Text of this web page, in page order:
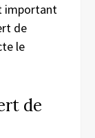
important
de
le
de